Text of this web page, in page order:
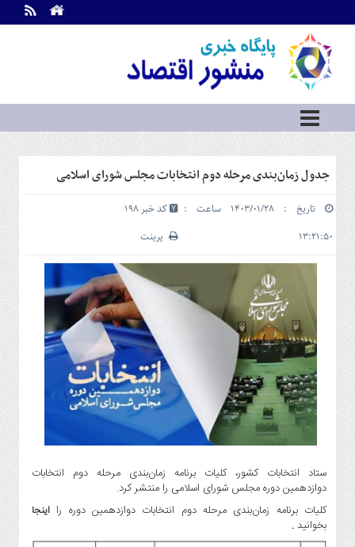
اطلاعات
تماس
ما
درباره
ما
سرویس
ها
بازار
سرمایه
و
بورس
مسکن
و
شهری
گاز
و
پتروشیمی
صنعت
و
خودرو
استارت
آپ
و
فن
جدول زمان‌بندی مرحله دوم انتخابات مجلس شورای اسلامی
تاریخ : ۱۴۰۳/۰۱/۲۸ ساعت :
۱۳:۲۱:۵۰
کد خبر 198
پرینت
ستاد انتخابات کشور، کلیات برنامه زمان‌بندی مرحله دوم انتخابات
دوازدهمین دوره مجلس شورای اسلامی را منتشر کرد.
کلیات برنامه زمان‌بندی مرحله دوم انتخابات دوازدهمین دوره رااینجا
بخوانید.